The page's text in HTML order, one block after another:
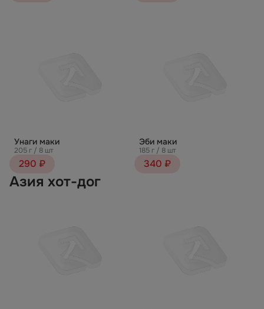
Унаги маки
205 г / 8 шт
290 ₽
Эби маки
185 г / 8 шт
340 ₽
Азия хот-дог